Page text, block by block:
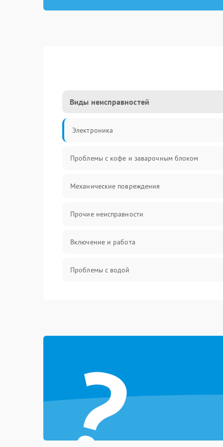
Виды неисправностей
Электроника
Проблемы с кофе и заварочным блоком
Механические повреждения
Прочие неисправности
Включение и работа
Проблемы с водой
?